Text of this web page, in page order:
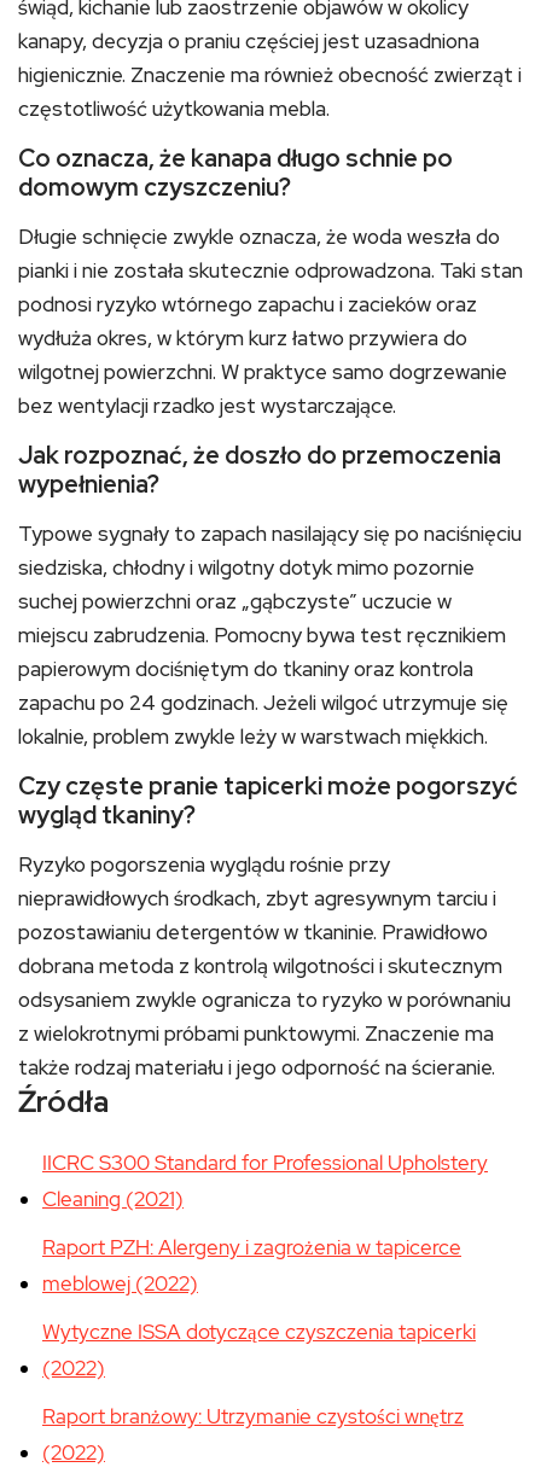
świąd, kichanie lub zaostrzenie objawów w okolicy
kanapy, decyzja o praniu częściej jest uzasadniona
higienicznie. Znaczenie ma również obecność zwierząt i
częstotliwość użytkowania mebla.
Co oznacza, że kanapa długo schnie po
domowym czyszczeniu?
Długie schnięcie zwykle oznacza, że woda weszła do
pianki i nie została skutecznie odprowadzona. Taki stan
podnosi ryzyko wtórnego zapachu i zacieków oraz
wydłuża okres, w którym kurz łatwo przywiera do
wilgotnej powierzchni. W praktyce samo dogrzewanie
bez wentylacji rzadko jest wystarczające.
Jak rozpoznać, że doszło do przemoczenia
wypełnienia?
Typowe sygnały to zapach nasilający się po naciśnięciu
siedziska, chłodny i wilgotny dotyk mimo pozornie
suchej powierzchni oraz „gąbczyste” uczucie w
miejscu zabrudzenia. Pomocny bywa test ręcznikiem
papierowym dociśniętym do tkaniny oraz kontrola
zapachu po 24 godzinach. Jeżeli wilgoć utrzymuje się
lokalnie, problem zwykle leży w warstwach miękkich.
Czy częste pranie tapicerki może pogorszyć
wygląd tkaniny?
Ryzyko pogorszenia wyglądu rośnie przy
nieprawidłowych środkach, zbyt agresywnym tarciu i
pozostawianiu detergentów w tkaninie. Prawidłowo
dobrana metoda z kontrolą wilgotności i skutecznym
odsysaniem zwykle ogranicza to ryzyko w porównaniu
z wielokrotnymi próbami punktowymi. Znaczenie ma
także rodzaj materiału i jego odporność na ścieranie.
Źródła
IICRC S300 Standard for Professional Upholstery
Cleaning (2021)
Raport PZH: Alergeny i zagrożenia w tapicerce
meblowej (2022)
Wytyczne ISSA dotyczące czyszczenia tapicerki
(2022)
Raport branżowy: Utrzymanie czystości wnętrz
(2022)